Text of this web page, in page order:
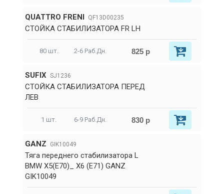
QUATTRO FRENI QF13D00235
СТОЙКА СТАБИЛИЗАТОРА FR LH
80 шт. 2-6 Раб.Дн. 825 р
SUFIX SJ1236
СТОЙКА СТАБИЛИЗАТОРА ПЕРЕД
ЛЕВ
1 шт. 6-9 Раб.Дн. 830 р
GANZ GIK10049
Тяга переднего стабилизатора L
BMW X5(E70)_ X6 (E71) GANZ
GIK10049